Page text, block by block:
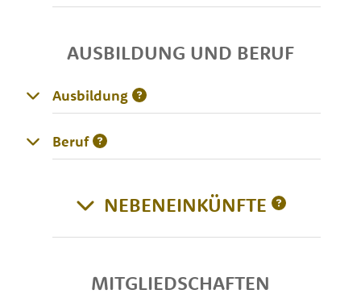
AUSBILDUNG UND BERUF
Ausbildung
Beruf
NEBENEINKÜNFTE
MITGLIEDSCHAFTEN